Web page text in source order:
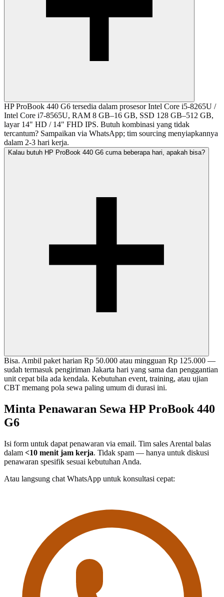
HP ProBook 440 G6 tersedia dalam prosesor Intel Core i5-8265U /
Intel Core i7-8565U, RAM 8 GB–16 GB, SSD 128 GB–512 GB,
layar 14" HD / 14" FHD IPS. Butuh kombinasi yang tidak
tercantum? Sampaikan via WhatsApp; tim sourcing menyiapkannya
dalam 2-3 hari kerja.
Kalau butuh HP ProBook 440 G6 cuma beberapa hari, apakah bisa?
Bisa. Ambil paket harian Rp 50.000 atau mingguan Rp 125.000 —
sudah termasuk pengiriman Jakarta hari yang sama dan penggantian
unit cepat bila ada kendala. Kebutuhan event, training, atau ujian
CBT memang pola sewa paling umum di durasi ini.
Minta Penawaran Sewa HP ProBook 440
G6
Isi form untuk dapat penawaran via email. Tim sales Arental balas
dalam <10 menit jam kerja. Tidak spam — hanya untuk diskusi
penawaran spesifik sesuai kebutuhan Anda.
Atau langsung chat WhatsApp untuk konsultasi cepat: